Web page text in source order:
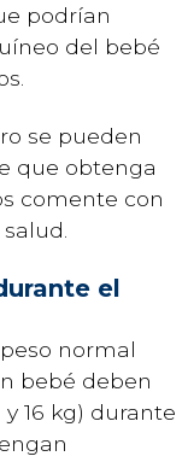
podrían
del bebé
se pueden
que obtenga
comente con
el
normal
bebé deben
16 kg) durante